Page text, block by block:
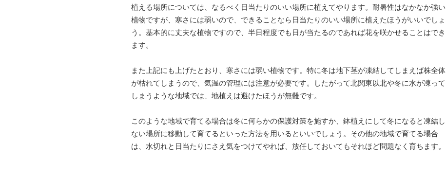
植える場所については、なるべく日当たりのいい場所に植えてやります。耐暑性はなかなか強い
植物ですが、寒さには弱いので、できることなら日当たりのいい場所に植えたほうがいいでしょ
う。基本的に丈夫な植物ですので、半日程度でも日が当たるのであれば花を咲かせることはでき
ます。
また上記にも上げたとおり、寒さには弱い植物です。特に冬は地下茎が凍結してしまえば株全体
が枯れてしまうので、気温の管理には注意が必要です。したがって北関東以北や冬に水が凍って
しまうような地域では、地植えは避けたほうが無難です。
このような地域で育てる場合は冬に何らかの保護対策を施すか、鉢植えにして冬になると凍結し
ない場所に移動して育てるといった方法を用いるといいでしょう。その他の地域で育てる場合
は、水切れと日当たりにさえ気をつけてやれば、放任しておいてもそれほど問題なく育ちます。